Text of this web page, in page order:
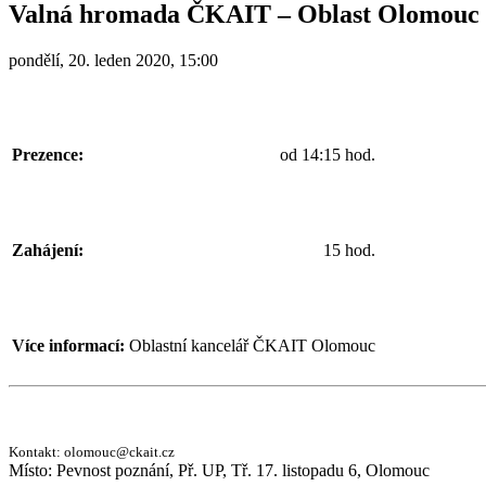
Valná hromada ČKAIT – Oblast Olomouc
pondělí, 20. leden 2020, 15:00
Prezence: od 14:15 hod.
Zahájení: 15 hod.
Více informací: Oblastní kancelář ČKAIT Olomouc
Kontakt: olomouc@ckait.cz
Místo: Pevnost poznání, Př. UP, Tř. 17. listopadu 6, Olomouc